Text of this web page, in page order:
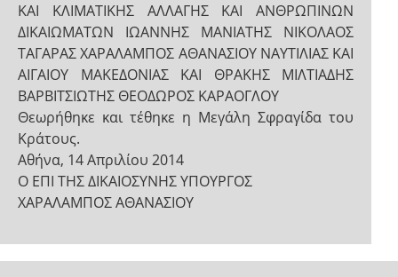
ΚΑΙ ΚΛΙΜΑΤΙΚΗΣ ΑΛΛΑΓΗΣ ΚΑΙ ΑΝΘΡΩΠΙΝΩΝ
ΔΙΚΑΙΩΜΑΤΩΝ ΙΩΑΝΝΗΣ ΜΑΝΙΑΤΗΣ ΝΙΚΟΛΑΟΣ
ΤΑΓΑΡΑΣ ΧΑΡΑΛΑΜΠΟΣ ΑΘΑΝΑΣΙΟΥ ΝΑΥΤΙΛΙΑΣ ΚΑΙ
ΑΙΓΑΙΟΥ ΜΑΚΕΔΟΝΙΑΣ ΚΑΙ ΘΡΑΚΗΣ ΜΙΛΤΙΑΔΗΣ
ΒΑΡΒΙΤΣΙΩΤΗΣ ΘΕΟΔΩΡΟΣ ΚΑΡΑΟΓΛΟΥ
Θεωρήθηκε και τέθηκε η Μεγάλη Σφραγίδα του
Κράτους.
Αθήνα, 14 Απριλίου 2014
Ο ΕΠΙ ΤΗΣ ΔΙΚΑΙΟΣΥΝΗΣ ΥΠΟΥΡΓΟΣ
ΧΑΡΑΛΑΜΠΟΣ ΑΘΑΝΑΣΙΟΥ